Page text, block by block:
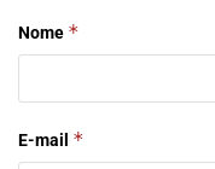
Nome *
E-mail *